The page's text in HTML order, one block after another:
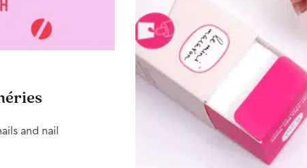
and nail